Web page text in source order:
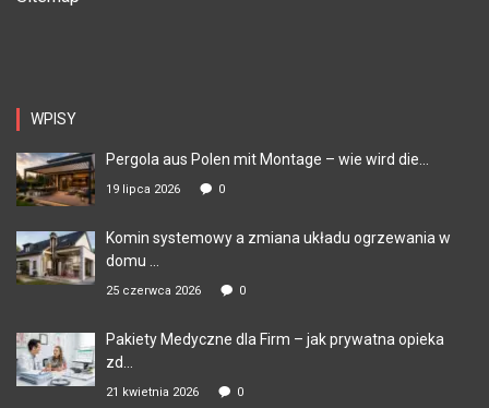
WPISY
Pergola aus Polen mit Montage – wie wird die...
19 lipca 2026 0
Komin systemowy a zmiana układu ogrzewania w
domu ...
25 czerwca 2026 0
Pakiety Medyczne dla Firm – jak prywatna opieka
zd...
21 kwietnia 2026 0